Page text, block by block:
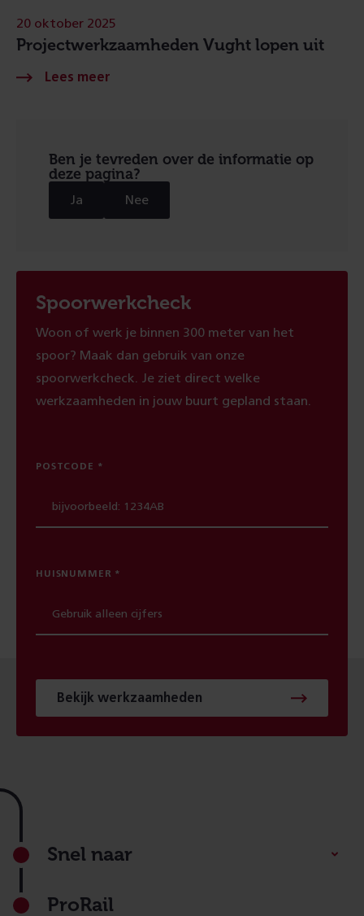
Projectwerkzaamheden Vught lopen uit
20 oktober 2025
Ben je tevreden over de informatie op
deze pagina?
Ja Nee
Spoorwerkcheck
Woon of werk je binnen 300 meter van het
spoor? Maak dan gebruik van onze
spoorwerkcheck. Je ziet direct welke
werkzaamheden in jouw buurt gepland staan.
POSTCODE
HUISNUMMER
Bekijk werkzaamheden
Footer
Snel naar
ProRail